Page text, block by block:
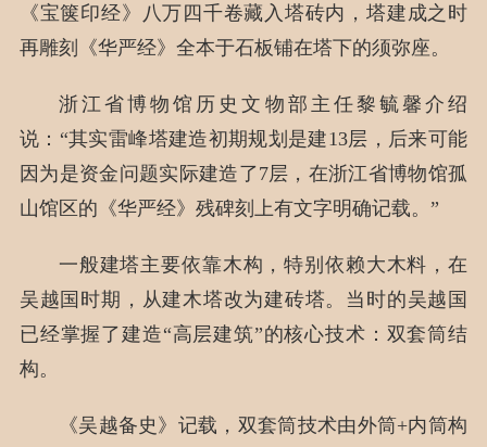
《宝箧印经》八万四千卷藏入塔砖内，塔建成之时
再雕刻《华严经》全本于石板铺在塔下的须弥座。
浙江省博物馆历史文物部主任黎毓馨介绍
说：“其实雷峰塔建造初期规划是建13层，后来可能
因为是资金问题实际建造了7层，在浙江省博物馆孤
山馆区的《华严经》残碑刻上有文字明确记载。”
一般建塔主要依靠木构，特别依赖大木料，在
吴越国时期，从建木塔改为建砖塔。当时的吴越国
已经掌握了建造“高层建筑”的核心技术：双套筒结
构。
《吴越备史》记载，双套筒技术由外筒+内筒构